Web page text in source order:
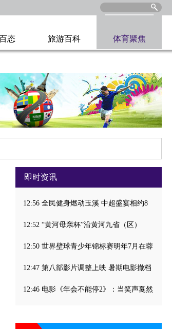
态 旅游百科 体育聚焦
即时资讯
12:56 全民健身燃动玉溪 中超盛宴相约8
12:52 “黄河母亲杯”沿黄河九省（区）
12:50 世界壁球青少年锦标赛明年7月在蓉
12:47 第八部影片调整上映 暑期电影撤档
12:46 电影《年会不能停2》：当笑声戛然